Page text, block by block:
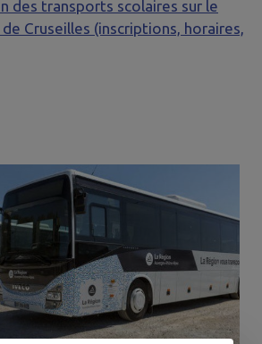
des transports scolaires sur le
Cruseilles (inscriptions, horaires,